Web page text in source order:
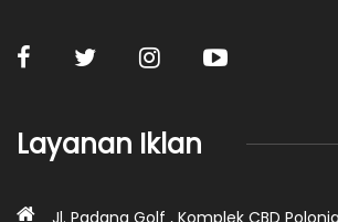
Layanan Iklan
Jl. Padang Golf , Komplek CBD